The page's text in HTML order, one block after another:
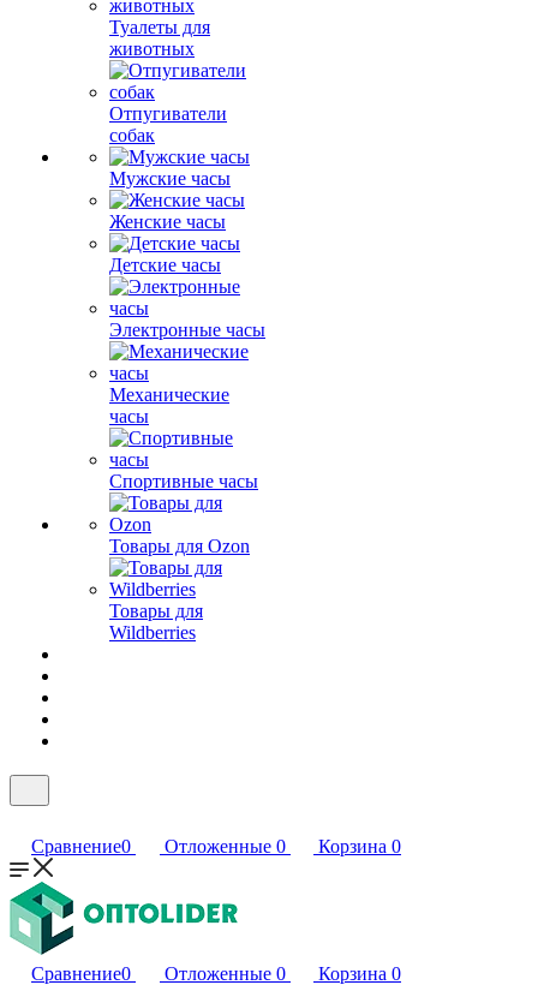
Туалеты для
животных
Отпугиватели
собак
Мужские часы
Женские часы
Детские часы
Электронные часы
Механические
часы
Спортивные часы
Товары для Ozon
Товары для
Wildberries
Сравнение0 Отложенные 0 Корзина 0
Сравнение0 Отложенные 0 Корзина 0